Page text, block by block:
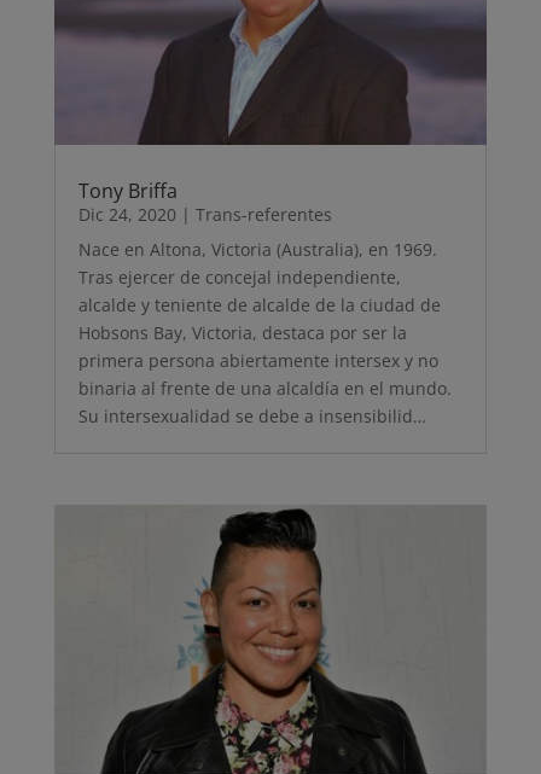
Tony Briffa
Dic 24, 2020 | Trans-referentes
Nace en Altona, Victoria (Australia), en 1969.
Tras ejercer de concejal independiente,
alcalde y teniente de alcalde de la ciudad de
Hobsons Bay, Victoria, destaca por ser la
primera persona abiertamente intersex y no
binaria al frente de una alcaldía en el mundo.
Su intersexualidad se debe a insensibilid…